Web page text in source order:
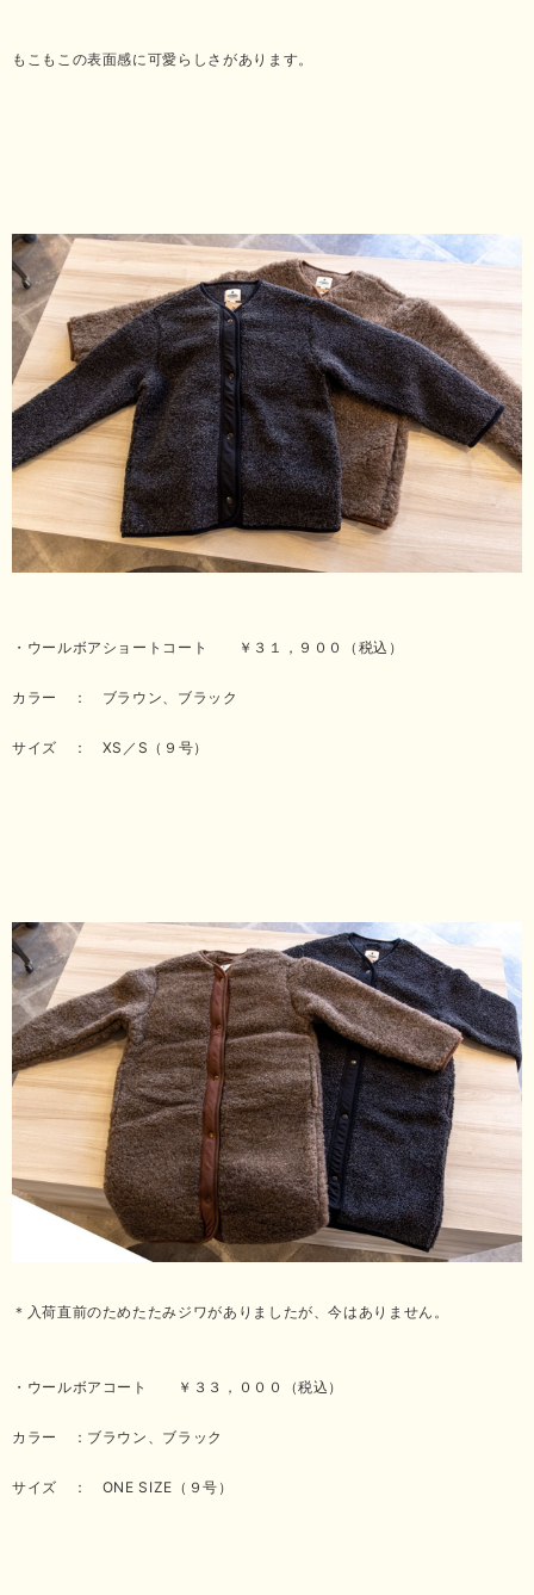
もこもこの表面感に可愛らしさがあります。
・ウールボアショートコート ￥３１，９００（税込）
カラー ： ブラウン、ブラック
サイズ ： XS／S（９号）
＊入荷直前のためたたみジワがありましたが、今はありません。
・ウールボアコート ￥３３，０００（税込）
カラー ：ブラウン、ブラック
サイズ ： ONE SIZE（９号）